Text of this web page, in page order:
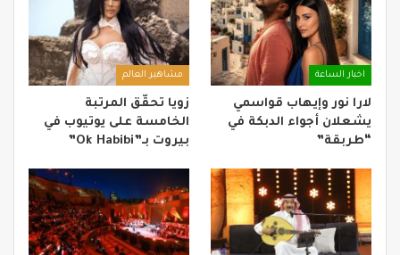
اخبار الساعة
لارا نور وإيهاب قواسمي
يشعلان أجواء الدبكة في
“طربقة”
مشاهير العالم
زويا تحقّق المرتبة
الخامسة على يوتيوب في
بيروت بـ”Ok Habibi”